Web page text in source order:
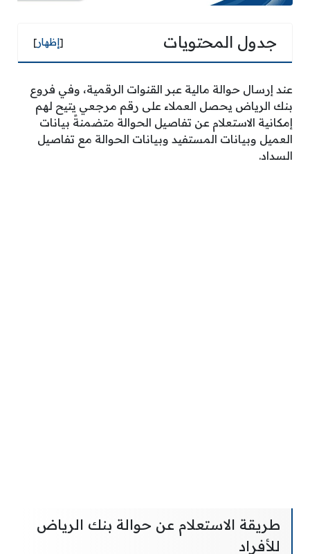
جدول المحتويات [إظهار]
عند إرسال حوالة مالية عبر القنوات الرقمية، وفي فروع
بنك الرياض يحصل العملاء على رقم مرجعي يتيح لهم
إمكانية الاستعلام عن تفاصيل الحوالة متضمنةً بيانات
العميل وبيانات المستفيد وبيانات الحوالة مع تفاصيل
السداد.
طريقة الاستعلام عن حوالة بنك الرياض
للأفراد